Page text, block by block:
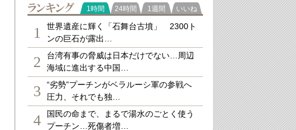
ランキング
1時間 24時間 1週間 いいね
1
世界遺産に輝く「石舞台古墳」 2300ト
ンの巨石が露出…
2
台湾有事の脅威は日本だけでない…周辺
海域に進出する中国…
3
“劣勢”プーチンがベラルーシ軍の参戦へ
圧力、それでも独…
4
国民の命まで、まるで湯水のごとく使う
プーチン…死傷者増…